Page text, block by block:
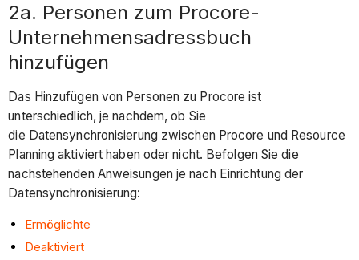
2a. Personen zum Procore-
Unternehmensadressbuch
hinzufügen
Das Hinzufügen von Personen zu Procore ist
unterschiedlich, je nachdem, ob Sie
die Datensynchronisierung zwischen Procore und Resource
Planning aktiviert haben oder nicht. Befolgen Sie die
nachstehenden Anweisungen je nach Einrichtung der
Datensynchronisierung:
Ermöglichte
Deaktiviert